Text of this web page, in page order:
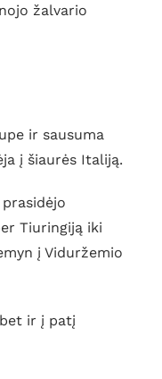
žalvario
ir sausuma
į šiaurės Italiją.
Tiuringiją iki
į Viduržemio
ir į patį